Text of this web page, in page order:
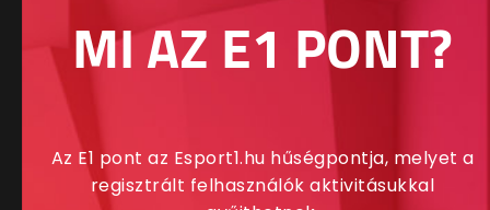
MI AZ E1 PONT?
Az E1 pont az Esport1.hu hűségpontja, melyet a
regisztrált felhasználók aktivitásukkal